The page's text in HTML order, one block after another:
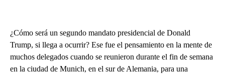
¿Cómo será un segundo mandato presidencial de Donald
Trump, si llega a ocurrir? Ese fue el pensamiento en la mente de
muchos delegados cuando se reunieron durante el fin de semana
en la ciudad de Munich, en el sur de Alemania, para una